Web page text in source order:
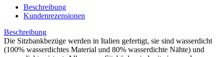
Beschreibung
Kundenrezensionen
Beschreibung
Die Sitzbankbezüge werden in Italien gefertigt, sie sind wasserdicht
(100% wasserdichtes Material und 80% wasserdichte Nähte) und